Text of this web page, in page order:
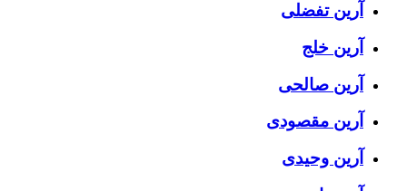
آرین تفضلی
آرین خلج
آرین صالحی
آرین مقصودی
آرین وحیدی